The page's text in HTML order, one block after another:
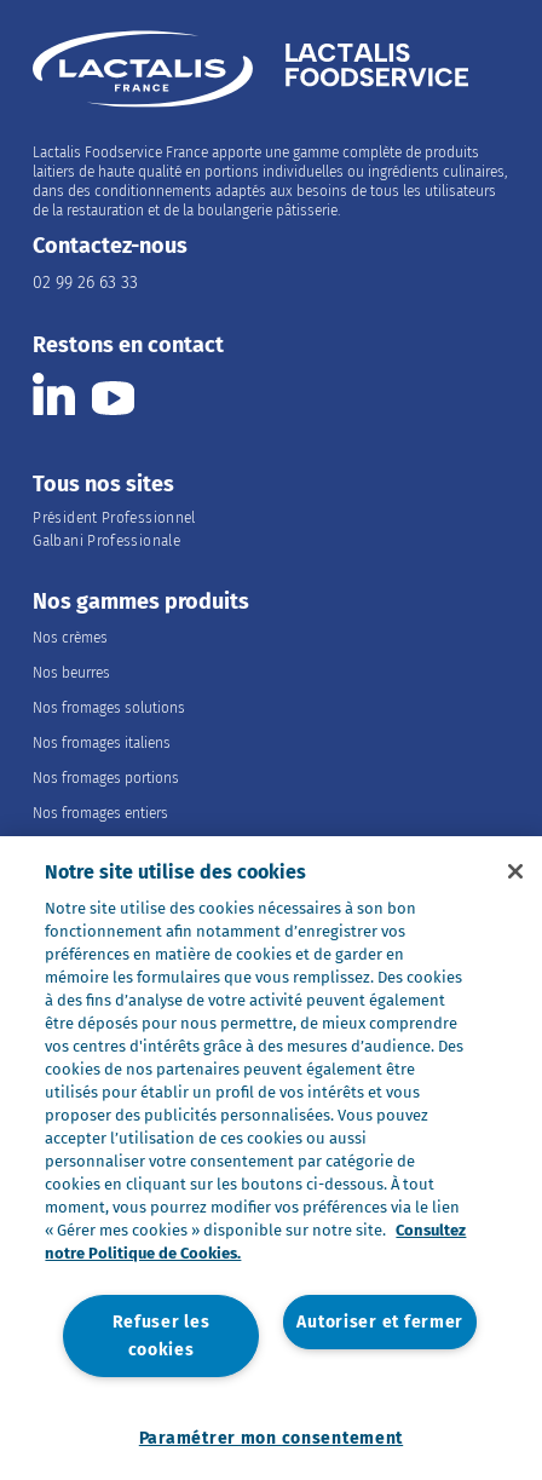
Lactalis Foodservice France apporte une gamme complète de produits
laitiers de haute qualité en portions individuelles ou ingrédients culinaires,
dans des conditionnements adaptés aux besoins de tous les utilisateurs
de la restauration et de la boulangerie pâtisserie.
Contactez-nous
02 99 26 63 33
Restons en contact
Tous nos sites
Président Professionnel
Galbani Professionale
Nos gammes produits
Nos crèmes
Nos beurres
Nos fromages solutions
Nos fromages italiens
Nos fromages portions
Nos fromages entiers
Nos ultra-frais
Nos laits
Nos marques
Président Professionnel
Galbani Professionale
Lactel Professionnel
Société Professionnel
Salakis Professionnel
Nous rejoindre
Rejoindre le Groupe Lactalis
Les métiers du Foodservice
Nous contacter Mentions légales
Notre site utilise des cookies
Notre site utilise des cookies nécessaires à son bon
fonctionnement afin notamment d’enregistrer vos
préférences en matière de cookies et de garder en
mémoire les formulaires que vous remplissez. Des cookies
à des fins d’analyse de votre activité peuvent également
être déposés pour nous permettre, de mieux comprendre
vos centres d'intérêts grâce à des mesures d’audience. Des
cookies de nos partenaires peuvent également être
utilisés pour établir un profil de vos intérêts et vous
proposer des publicités personnalisées. Vous pouvez
accepter l’utilisation de ces cookies ou aussi
personnaliser votre consentement par catégorie de
cookies en cliquant sur les boutons ci-dessous. À tout
moment, vous pourrez modifier vos préférences via le lien
« Gérer mes cookies » disponible sur notre site. Consultez
notre Politique de Cookies.
Autoriser et fermer
Refuser les
cookies
Paramétrer mon consentement